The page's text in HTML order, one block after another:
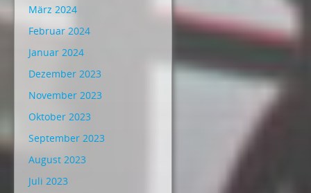
März 2024
Februar 2024
Januar 2024
Dezember 2023
November 2023
Oktober 2023
September 2023
August 2023
Juli 2023